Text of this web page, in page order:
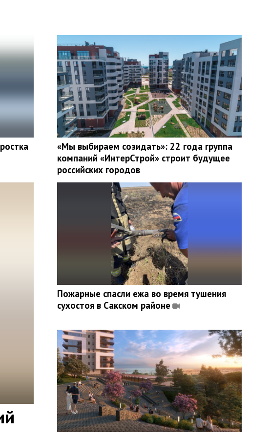
«Мы выбираем созидать»: 22 года группа
компаний «ИнтерСтрой» строит будущее
российских городов
Пожарные спасли ежа во время тушения
сухостоя в Сакском районе